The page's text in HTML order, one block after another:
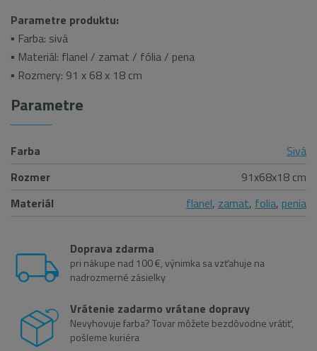
Parametre produktu:
▪ Farba: sivá
▪ Materiál: flanel / zamat / fólia / pena
▪ Rozmery: 91 x 68 x 18 cm
Parametre
Farba
Sivá
Rozmer
91x68x18 cm
Materiál
flanel, zamat, folia, penia
Doprava zdarma
pri nákupe nad 100 €, výnimka sa vzťahuje na
nadrozmerné zásielky
Vrátenie zadarmo vrátane dopravy
Nevyhovuje farba? Tovar môžete bezdôvodne vrátiť,
pošleme kuriéra